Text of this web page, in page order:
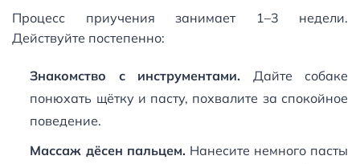
Процесс приучения занимает 1–3 недели.
Действуйте постепенно:
Знакомство с инструментами. Дайте собаке
понюхать щётку и пасту, похвалите за спокойное
поведение.
Массаж дёсен пальцем. Нанесите немного пасты